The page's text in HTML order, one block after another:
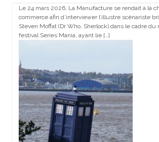
Le 24 mars 2026, La Manufacture se rendait à la
commerce afin d’interviewer l’illustre scénariste
Steven Moffat (Dr Who, Sherlock) dans le cadre
festival Series Mania, ayant lie […]